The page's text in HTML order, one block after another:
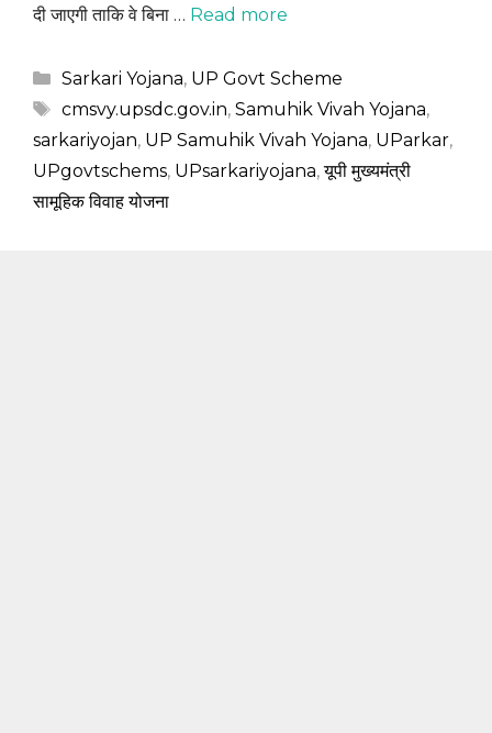
दी जाएगी ताकि वे बिना … Read more
Categories
Sarkari Yojana, UP Govt Scheme
Tags
cmsvy.upsdc.gov.in, Samuhik Vivah Yojana,
sarkariyojan, UP Samuhik Vivah Yojana, UParkar,
UPgovtschems, UPsarkariyojana,यूपी मुख्यमंत्री
सामूहिक विवाह योजना